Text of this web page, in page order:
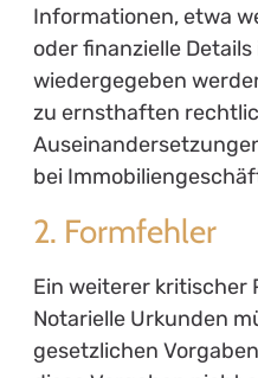
Informationen, etwa
oder finanzielle
wiedergegeben
zu ernsthaften
bei
2. Formfehler
Ein weiterer kritischer
Notarielle Urkunden
gesetzlichen